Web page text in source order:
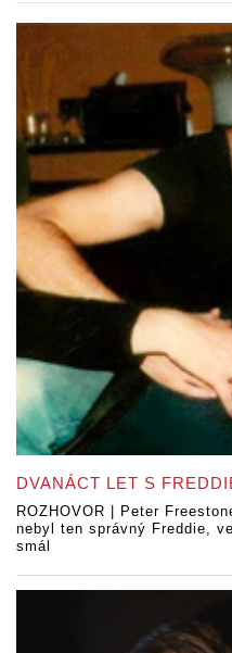
DVANÁCT LET S
ROZHOVOR | Peter
nebyl ten správný Freddie,
smál